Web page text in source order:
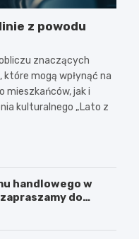
z powodu
znaczących
mogą wpłynąć na
mieszkańców, jak i
kulturalnego „Lato z
handlowego w
do